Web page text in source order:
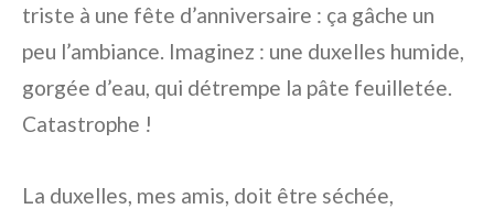
triste à une fête d’anniversaire : ça gâche un
peu l’ambiance. Imaginez : une duxelles humide,
gorgée d’eau, qui détrempe la pâte feuilletée.
Catastrophe !
La duxelles, mes amis, doit être séchée,